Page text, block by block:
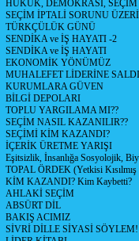
HUKUK, DEMOKRASİ, SEÇİM
SEÇİM İPTALİ SORUNU
TÜRKÇÜLÜK GÜNÜ
SENDİKA ve İŞ HAYATI -2
SENDİKA ve İŞ HAYATI
EKONOMİK YÖNÜMÜZ
MUHALEFET LİDERİNE
KURUMLARA GÜVEN
BİLGİ DEPOLARI
TOPLU YARGILAMA MI??
SEÇİM NASIL KAZANILIR??
SEÇİMİ KİM KAZANDI?
İÇERİK ÜRETME YARIŞI
Eşitsizlik, İnsanlığa Sosyolojik,
TOPAL ÖRDEK (Yetkisi
KİM KAZANDI? Kim Kaybetti?
AHLAKİ SEÇİM
ABSÜRT DİL
BAKIŞ ACIMIZ
SİVRİ DİLLE SİYASİ